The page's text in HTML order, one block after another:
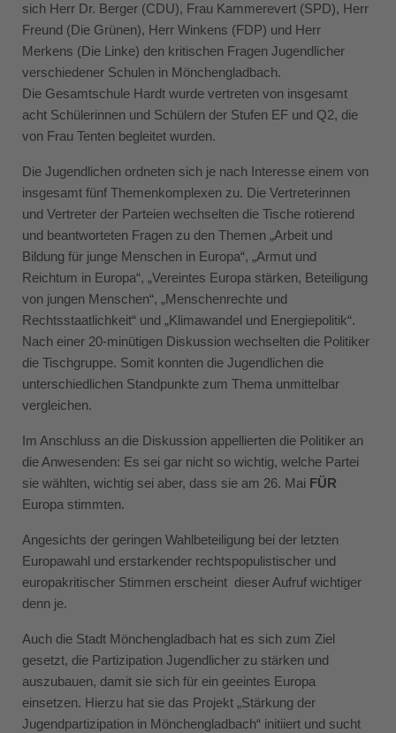
sich Herr Dr. Berger (CDU), Frau Kammerevert (SPD), Herr
Freund (Die Grünen), Herr Winkens (FDP) und Herr
Merkens (Die Linke) den kritischen Fragen Jugendlicher
verschiedener Schulen in Mönchengladbach.
Die Gesamtschule Hardt wurde vertreten von insgesamt
acht Schülerinnen und Schülern der Stufen EF und Q2, die
von Frau Tenten begleitet wurden.
Die Jugendlichen ordneten sich je nach Interesse einem von
insgesamt fünf Themenkomplexen zu. Die Vertreterinnen
und Vertreter der Parteien wechselten die Tische rotierend
und beantworteten Fragen zu den Themen „Arbeit und
Bildung für junge Menschen in Europa“, „Armut und
Reichtum in Europa“, „Vereintes Europa stärken, Beteiligung
von jungen Menschen“, „Menschenrechte und
Rechtsstaatlichkeit“ und „Klimawandel und Energiepolitik“.
Nach einer 20-minütigen Diskussion wechselten die Politiker
die Tischgruppe. Somit konnten die Jugendlichen die
unterschiedlichen Standpunkte zum Thema unmittelbar
vergleichen.
Im Anschluss an die Diskussion appellierten die Politiker an
die Anwesenden: Es sei gar nicht so wichtig, welche Partei
sie wählten, wichtig sei aber, dass sie am 26. Mai FÜR
Europa stimmten.
Angesichts der geringen Wahlbeteiligung bei der letzten
Europawahl und erstarkender rechtspopulistischer und
europakritischer Stimmen erscheint dieser Aufruf wichtiger
denn je.
Auch die Stadt Mönchengladbach hat es sich zum Ziel
gesetzt, die Partizipation Jugendlicher zu stärken und
auszubauen, damit sie sich für ein geeintes Europa
einsetzen. Hierzu hat sie das Projekt „Stärkung der
Jugendpartizipation in Mönchengladbach“ initiiert und sucht